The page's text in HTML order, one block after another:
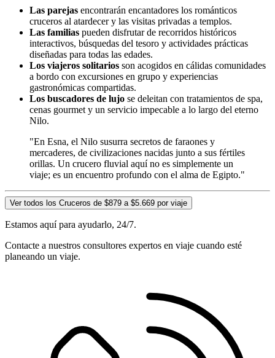
Las parejas encontrarán encantadores los románticos
cruceros al atardecer y las visitas privadas a templos.
Las familias pueden disfrutar de recorridos históricos
interactivos, búsquedas del tesoro y actividades prácticas
diseñadas para todas las edades.
Los viajeros solitarios son acogidos en cálidas comunidades
a bordo con excursiones en grupo y experiencias
gastronómicas compartidas.
Los buscadores de lujo se deleitan con tratamientos de spa,
cenas gourmet y un servicio impecable a lo largo del eterno
Nilo.
"En Esna, el Nilo susurra secretos de faraones y
mercaderes, de civilizaciones nacidas junto a sus fértiles
orillas. Un crucero fluvial aquí no es simplemente un
viaje; es un encuentro profundo con el alma de Egipto."
Ver todos los Cruceros de $879 a $5.669 por viaje
Estamos aquí para ayudarlo, 24/7.
Contacte a nuestros consultores expertos en viaje cuando esté
planeando un viaje.